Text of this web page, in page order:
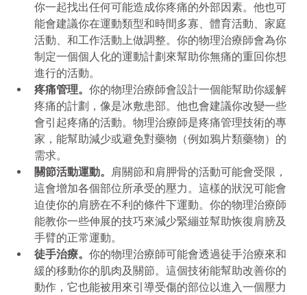
你一起找出任何可能造成你疼痛的外部因素。他也可
能會建議你在運動類型和時間多寡、體育活動、家庭
活動、和工作活動上做調整。你的物理治療師會為你
制定一個個人化的運動計劃來幫助你無痛的重回你想
進行的活動。
疼痛管理。 你的物理治療師會設計一個能幫助你緩解
疼痛的計劃，像是冰敷患部。他也會建議你改變一些
會引起疼痛的活動。物理治療師是疼痛管理技術的專
家，能幫助減少或避免對藥物（例如鴉片類藥物）的
需求。
關節活動運動。 肩關節和肩胛骨的活動可能會受限，
這會增加各個部位所承受的壓力。這樣的狀況可能會
迫使你的肩膀在不利的條件下運動。你的物理治療師
能教你一些伸展的技巧來減少緊繃並幫助恢復肩膀及
手臂的正常運動。
徒手治療。 你的物理治療師可能會透過徒手治療來和
緩的移動你的肌肉及關節。這個技術能幫助改善你的
動作，它也能被用來引導受傷的部位以進入一個壓力